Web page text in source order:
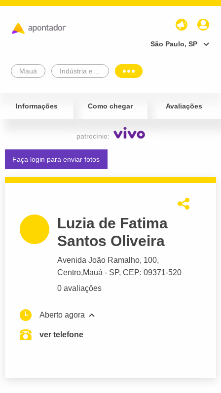
São Paulo, SP
Mauá
Informações Como chegar Avaliações
patrocínio:
Faça login para enviar fotos
Luzia de Fatima
Santos Oliveira
Avenida João Ramalho, 100,
Centro,Mauá - SP, CEP: 09371-520
0 avaliações
Aberto agora
ver telefone